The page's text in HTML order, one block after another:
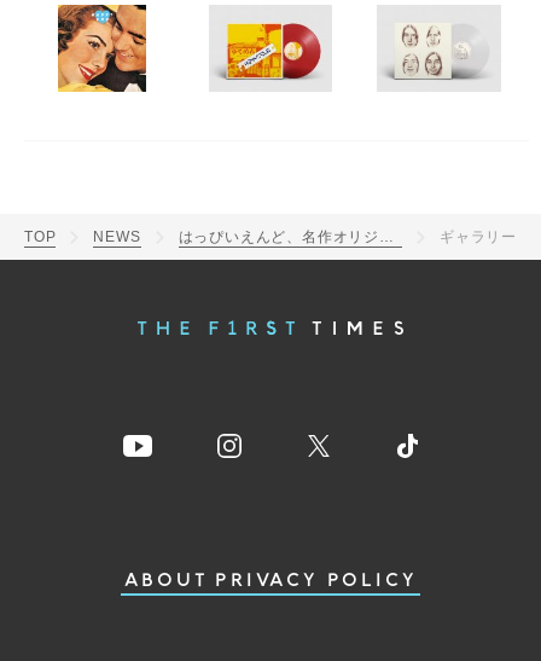
TOP NEWS はっぴいえんど、名作オリジナルアルバム3作品の初回限定盤CD収録内容を発表 ギャラリー
ABOUT PRIVACY POLICY